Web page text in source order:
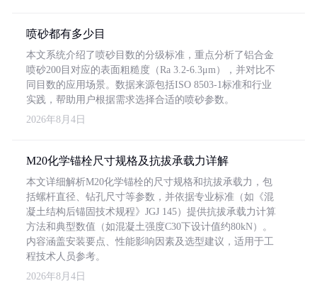
喷砂都有多少目
本文系统介绍了喷砂目数的分级标准，重点分析了铝合金
喷砂200目对应的表面粗糙度（Ra 3.2-6.3μm），并对比不
同目数的应用场景。数据来源包括ISO 8503-1标准和行业
实践，帮助用户根据需求选择合适的喷砂参数。
2026年8月4日
M20化学锚栓尺寸规格及抗拔承载力详解
本文详细解析M20化学锚栓的尺寸规格和抗拔承载力，包
括螺杆直径、钻孔尺寸等参数，并依据专业标准（如《混
凝土结构后锚固技术规程》JGJ 145）提供抗拔承载力计算
方法和典型数值（如混凝土强度C30下设计值约80kN）。
内容涵盖安装要点、性能影响因素及选型建议，适用于工
程技术人员参考。
2026年8月4日